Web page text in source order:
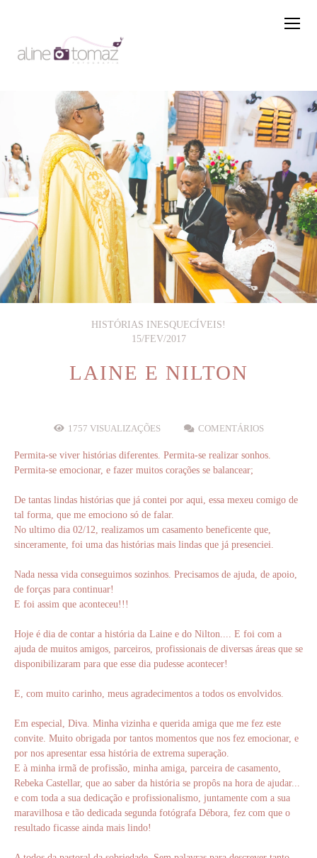
HISTÓRIAS INESQUECÍVEIS!
15/FEV/2017
LAINE E NILTON
1757 VISUALIZAÇÕES COMENTÁRIOS
Permita-se viver histórias diferentes. Permita-se realizar sonhos.
Permita-se emocionar, e fazer muitos corações se balancear;
De tantas lindas histórias que já contei por aqui, essa mexeu comigo de
tal forma, que me emociono só de falar.
No ultimo dia 02/12, realizamos um casamento beneficente que,
sinceramente, foi uma das histórias mais lindas que já presenciei.
Nada nessa vida conseguimos sozinhos. Precisamos de ajuda, de apoio,
de forças para continuar!
E foi assim que aconteceu!!!
Hoje é dia de contar a história da Laine e do Nilton.... E foi com a
ajuda de muitos amigos, parceiros, profissionais de diversas áreas que se
disponibilizaram para que esse dia pudesse acontecer!
E, com muito carinho, meus agradecimentos a todos os envolvidos.
Em especial, Diva. Minha vizinha e querida amiga que me fez este
convite. Muito obrigada por tantos momentos que nos fez emocionar, e
por nos apresentar essa história de extrema superação.
E à minha irmã de profissão, minha amiga, parceira de casamento,
Rebeka Castellar, que ao saber da história se propôs na hora de ajudar...
e com toda a sua dedicação e profissionalismo, juntamente com a sua
maravilhosa e tão dedicada segunda fotógrafa Débora, fez com que o
resultado ficasse ainda mais lindo!